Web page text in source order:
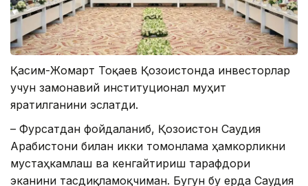
Қасим-Жомарт Тоқаев Қозоғистонда инвесторлар
учун замонавий институционал муҳит
яратилганини эслатди.
– Фурсатдан фойдаланиб, Қозоғистон Саудия
Арабистони билан икки томонлама ҳамкорликни
мустаҳкамлаш ва кенгайтириш тарафдори
эканини тасдиқламоқчиман. Бугун бу ерда Саудия